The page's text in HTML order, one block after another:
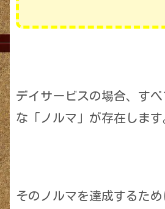
デイサービスの場合、す
な「ノルマ」が存在します
そのノルマを達成するた